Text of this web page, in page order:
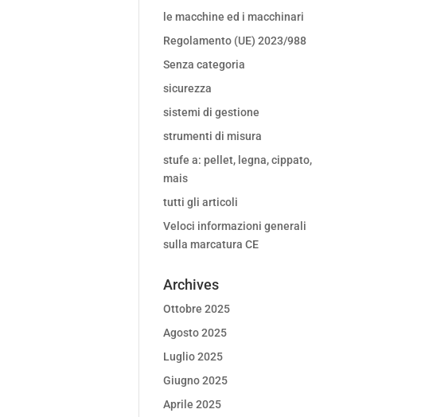
le macchine ed i macchinari
Regolamento (UE) 2023/988
Senza categoria
sicurezza
sistemi di gestione
strumenti di misura
stufe a: pellet, legna, cippato,
mais
tutti gli articoli
Veloci informazioni generali
sulla marcatura CE
Archives
Ottobre 2025
Agosto 2025
Luglio 2025
Giugno 2025
Aprile 2025